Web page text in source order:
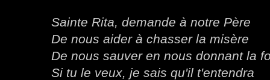
Sainte Rita, demande à notre Père
De nous aider à chasser la misère
De nous sauver en nous donnant la
Si tu le veux, je sais qu'il t'entendra